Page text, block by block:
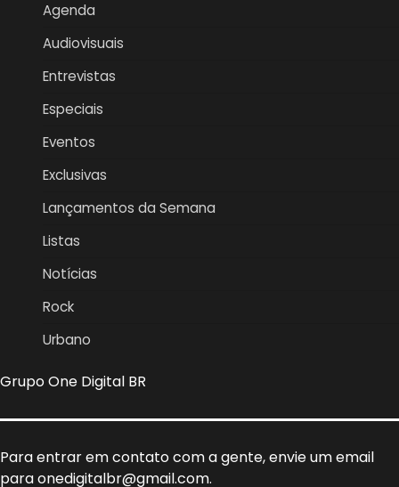
Agenda
Audiovisuais
Entrevistas
Especiais
Eventos
Exclusivas
Lançamentos da Semana
Listas
Notícias
Rock
Urbano
Grupo One Digital BR
Para entrar em contato com a gente, envie um email
para onedigitalbr@gmail.com.